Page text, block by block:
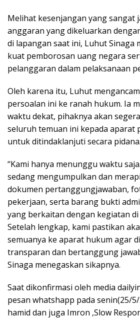
Melihat kesenjangan yang sangat
anggaran yang dikeluarkan
di lapangan saat ini, Luhut Sinaga
kuat pemborosan uang negara
pelanggaran dalam pelaksanaan
Oleh karena itu, Luhut
persoalan ini ke ranah hukum. Ia
waktu dekat, pihaknya akan
seluruh temuan ini kepada aparat
untuk ditindaklanjuti secara pidana.
“Kami hanya menunggu waktu
sedang mengumpulkan dan
dokumen pertanggungjawaban,
pekerjaan, serta barang bukti
yang berkaitan dengan kegiatan
Setelah lengkap, kami pastikan
semuanya ke aparat hukum agar
transparan dan bertanggung
Sinaga menegaskan sikapnya.
Saat dikonfirmasi oleh media
pesan whatshapp pada senin(25/
hamid dan juga Imron ,Slow